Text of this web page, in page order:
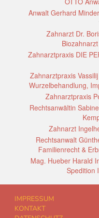
Anwalt Gerhard
Zahnarzt Dr.
Zahnarztpraxis DIE
Zahnarztpraxis
Wurzelbehandlung,
Zahnarztpraxis
Rechtsanwältin
Zahnarzt
Rechtsanwalt
Familienrecht &
Mag. Hueber Harald
Spedition
IMPRESSUM
KONTAKT